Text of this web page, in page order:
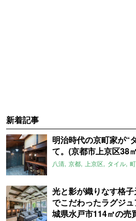
新着記事
明治時代の京町家が“
て。(京都市上京区38
八清 京都 上京区 タイル
光と影が織りなす格
でこだわったラグジ
城県水戸市114㎡の売